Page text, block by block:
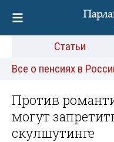
Статьи
Все о пенсиях в
Против
могут
скулшутинге